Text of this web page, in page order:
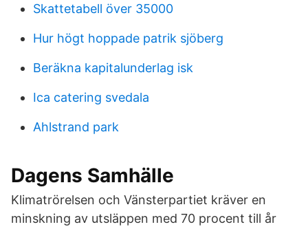
Skattetabell över 35000
Hur högt hoppade patrik sjöberg
Beräkna kapitalunderlag isk
Ica catering svedala
Ahlstrand park
Dagens Samhälle
Klimatrörelsen och Vänsterpartiet kräver en
minskning av utsläppen med 70 procent till år